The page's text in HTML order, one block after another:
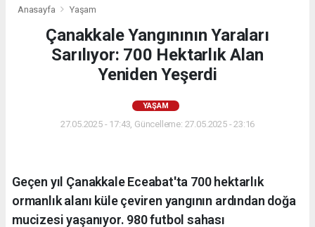
Anasayfa Yaşam
Çanakkale Yangınının Yaraları
Sarılıyor: 700 Hektarlık Alan
Yeniden Yeşerdi
YAŞAM
27.05.2025 - 17:43, Güncelleme: 27.05.2025 - 23:16
Geçen yıl Çanakkale Eceabat'ta 700 hektarlık
ormanlık alanı küle çeviren yangının ardından doğa
mucizesi yaşanıyor. 980 futbol sahası